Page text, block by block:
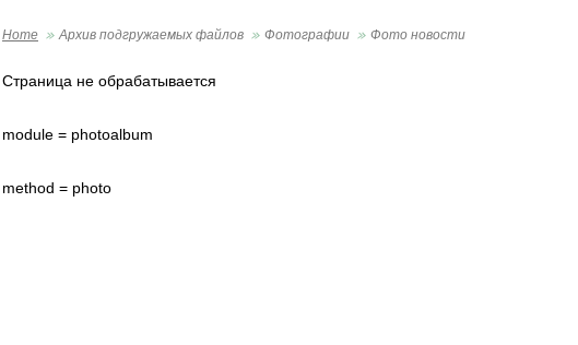
Home Архив подгружаемых файлов Фотографии Фото новости
Страница не обрабатывается
module = photoalbum
method = photo